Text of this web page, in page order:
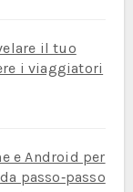
il tuo
i viaggiatori
e Android per
passo‑passo